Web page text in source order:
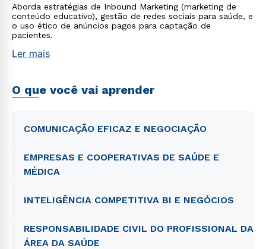
Aborda estratégias de Inbound Marketing (marketing de
conteúdo educativo), gestão de redes sociais para saúde, e
o uso ético de anúncios pagos para captação de
pacientes.
Ler mais
O que você vai aprender
COMUNICAÇÃO EFICAZ E NEGOCIAÇÃO
EMPRESAS E COOPERATIVAS DE SAÚDE E
MÉDICA
INTELIGÊNCIA COMPETITIVA BI E NEGÓCIOS
RESPONSABILIDADE CIVIL DO PROFISSIONAL DA
ÁREA DA SAÚDE